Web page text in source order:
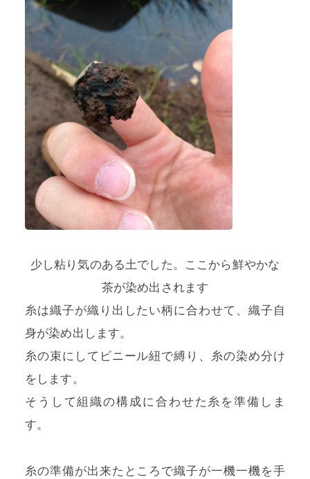
少し粘り気のある土でした。ここから鮮やかな
茶が染め出されます
糸は織子が織り出したい柄に合わせて、織子自
身が染め出します。
糸の束にしてビニール紐で縛り、糸の染め分け
をします。
そうして組織の構成に合わせた糸を準備しま
す。
糸の準備が出来たところで織子が一機一機を手